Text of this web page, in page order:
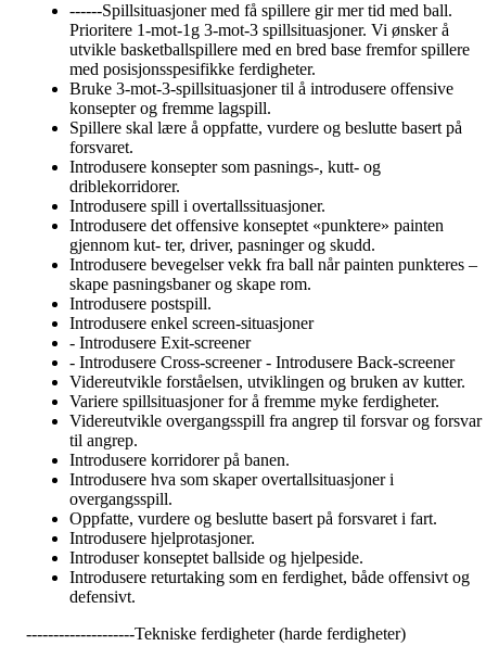
------Spillsituasjoner med få spillere gir mer tid med ball.
Prioritere 1-mot-1g 3-mot-3 spillsituasjoner. Vi ønsker å
utvikle basketballspillere med en bred base fremfor spillere
med posisjonsspesifikke ferdigheter.
Bruke 3-mot-3-spillsituasjoner til å introdusere offensive
konsepter og fremme lagspill.
Spillere skal lære å oppfatte, vurdere og beslutte basert på
forsvaret.
Introdusere konsepter som pasnings-, kutt- og
driblekorridorer.
Introdusere spill i overtallssituasjoner.
Introdusere det offensive konseptet «punktere» painten
gjennom kut- ter, driver, pasninger og skudd.
Introdusere bevegelser vekk fra ball når painten punkteres –
skape pasningsbaner og skape rom.
Introdusere postspill.
Introdusere enkel screen-situasjoner
- Introdusere Exit-screener
- Introdusere Cross-screener - Introdusere Back-screener
Videreutvikle forståelsen, utviklingen og bruken av kutter.
Variere spillsituasjoner for å fremme myke ferdigheter.
Videreutvikle overgangsspill fra angrep til forsvar og forsvar
til angrep.
Introdusere korridorer på banen.
Introdusere hva som skaper overtallsituasjoner i
overgangsspill.
Oppfatte, vurdere og beslutte basert på forsvaret i fart.
Introdusere hjelprotasjoner.
Introduser konseptet ballside og hjelpeside.
Introdusere returtaking som en ferdighet, både offensivt og
defensivt.
--------------------Tekniske ferdigheter (harde ferdigheter)